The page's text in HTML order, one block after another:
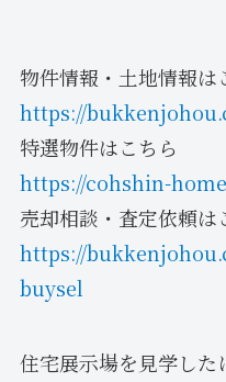
物件情報・土地情報は
https://
特選物件はこちら
https://cohshin-
売却相談・査定依頼は
https://
buysel
住宅展示場を見学した